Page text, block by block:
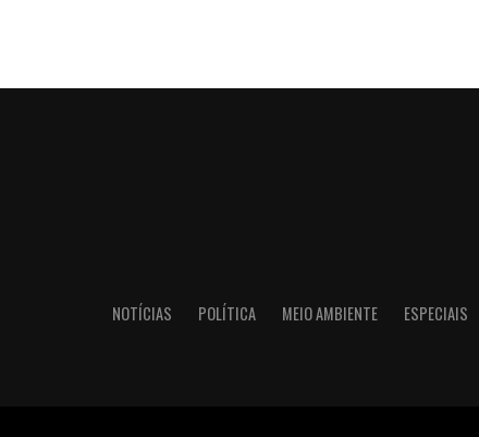
NOTÍCIAS POLÍTICA MEIO AMBIENTE ESPECIAIS